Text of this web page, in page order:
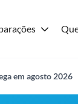
em agosto 2026